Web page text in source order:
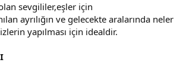
sevgililer,eşler için
ayrılığın ve gelecekte aralarında neler
yapılması için idealdir.